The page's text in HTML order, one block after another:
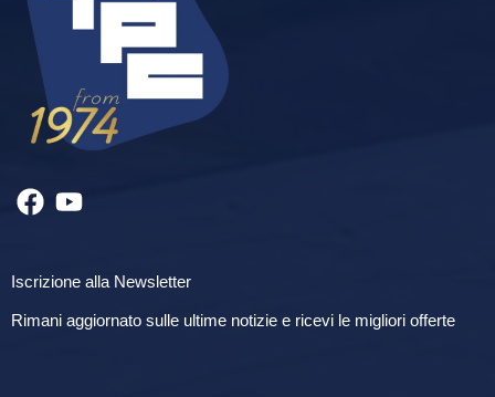
Iscrizione alla Newsletter
Rimani aggiornato sulle ultime notizie e ricevi le migliori offerte